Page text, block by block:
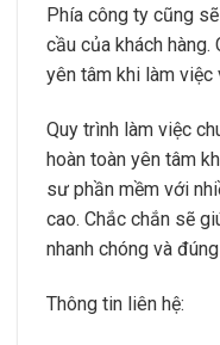
Phía công ty cũng
cầu của khách hàng.
yên tâm khi làm việc
Quy trình làm việc
hoàn toàn yên tâm
sư phần mềm với
cao. Chắc chắn sẽ
nhanh chóng và
Thông tin liên hệ: